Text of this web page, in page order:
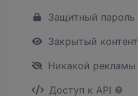
Защитный пароль
Закрытый контент
Никакой рекламы
Доступ к API